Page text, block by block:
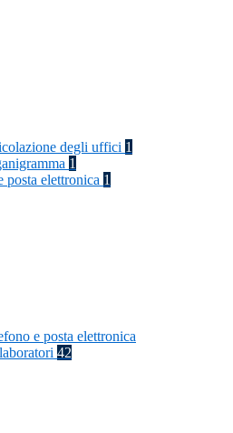
degli uffici 1
1
posta elettronica 1
e posta elettronica
42